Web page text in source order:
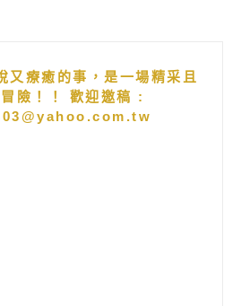
又療癒的事，是一場精采且
險！！ 歡迎邀稿 :